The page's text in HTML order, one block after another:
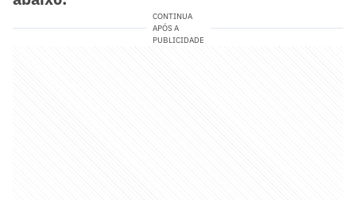
CONTINUA
APÓS A
PUBLICIDADE